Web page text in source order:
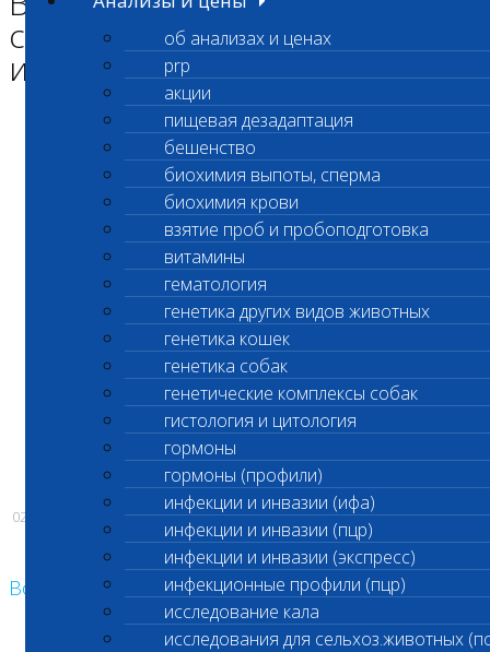
об анализах и ценах
prp
акции
пищевая дезадаптация
бешенство
биохимия выпоты, сперма
биохимия крови
взятие проб и пробоподготовка
витамины
гематология
генетика других видов животных
генетика кошек
генетика собак
генетические комплексы собак
гистология и цитология
гормоны
гормоны (профили)
инфекции и инвазии (ифа)
инфекции и инвазии (пцр)
инфекции и инвазии (экспресс)
инфекционные профили (пцр)
исследование кала
исследования для сельхоз.животных
срочных биохимических
исследований
Уважаемые Клиенты Лаборатории!
Возобновлен прием срочных
биохимических исследований
в экспресс- лаборатории
По адресу г. Моска, ул Адмирала Лазарева, 23
С уважением,
Администрация ООО «Шанс Био»
02.07.2026
Возврат к списку